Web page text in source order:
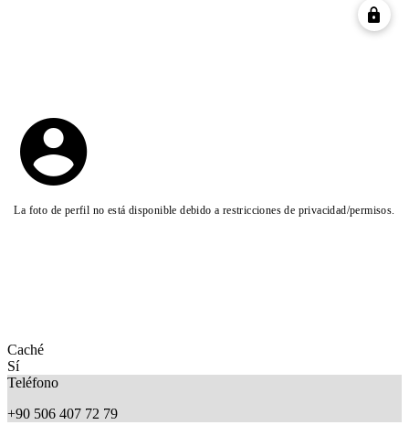
La foto de perfil no está disponible debido a restricciones de privacidad/permisos.
Caché
Sí
Teléfono
+90 506 407 72 79